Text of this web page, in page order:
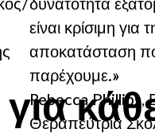
είναι κρίσιμη για
αποκατάσταση
παρέχουμε.»
Rebecca Phillips,
Θεραπεύτρια